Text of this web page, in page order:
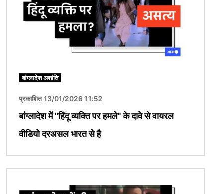
बांग्लादेश अशांति
प्रकाशित 13/01/2026 11:52
बांग्लादेश में "हिंदू व्यक्ति पर हमले" के दावे से वायरल
वीडियो दरअसल भारत से है